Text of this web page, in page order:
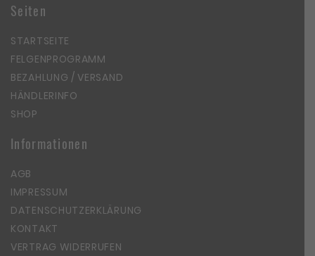
Seiten
STARTSEITE
FELGENPROGRAMM
BEZAHLUNG / VERSAND
HÄNDLERINFO
SHOP
Informationen
AGB
IMPRESSUM
DATENSCHUTZERKLÄRUNG
KONTAKT
VERTRAG WIDERRUFEN